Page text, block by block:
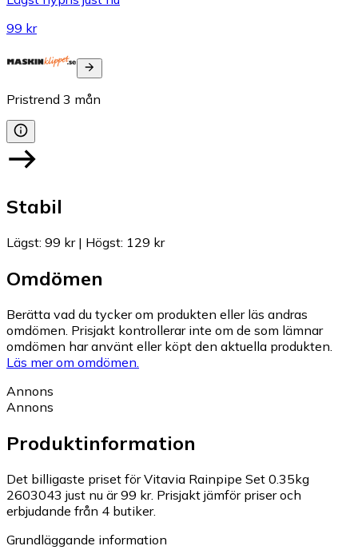
99 kr
Pristrend 3 mån
Stabil
Lägst: 99 kr| Högst: 129 kr
Omdömen
Berätta vad du tycker om produkten eller läs andras
omdömen. Prisjakt kontrollerar inte om de som lämnar
omdömen har använt eller köpt den aktuella produkten.
Läs mer om omdömen.
Annons
Annons
Produktinformation
Det billigaste priset för Vitavia Rainpipe Set 0.35kg
2603043 just nu är 99 kr. Prisjakt jämför priser och
erbjudande från 4 butiker.
Grundläggande information